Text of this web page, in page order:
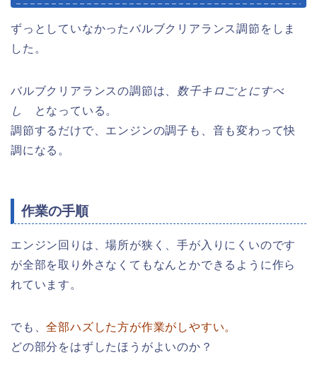
ずっとしていなかったバルブクリアランス調節をしま
した。
バルブクリアランスの調節は、 数千キロごとにすべ
し
となっている。
調節するだけで、エンジンの調子も、音も変わって快
調になる。
作業の手順
エンジン回りは、場所が狭く、手が入りにくいのです
が全部を取り外さなくてもなんとかできるように作ら
れています。
でも、全部ハズした方が作業がしやすい。
どの部分をはずしたほうがよいのか？